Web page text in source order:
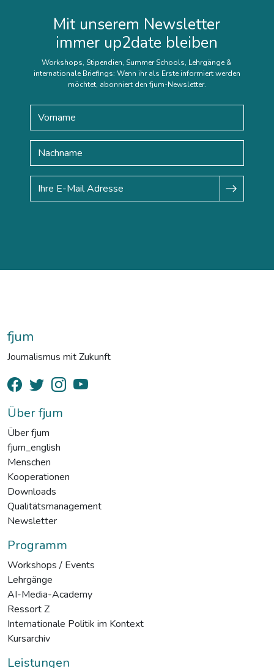
Mit unserem Newsletter
immer up2date bleiben
Workshops, Stipendien, Summer Schools, Lehrgänge &
internationale Briefings: Wenn ihr als Erste informiert werden
möchtet, abonniert den fjum-Newsletter.
fjum
Journalismus mit Zukunft
Über fjum
Über fjum
fjum_english
Menschen
Kooperationen
Downloads
Qualitätsmanagement
Newsletter
Programm
Workshops / Events
Lehrgänge
AI-Media-Academy
Ressort Z
Internationale Politik im Kontext
Kursarchiv
Leistungen